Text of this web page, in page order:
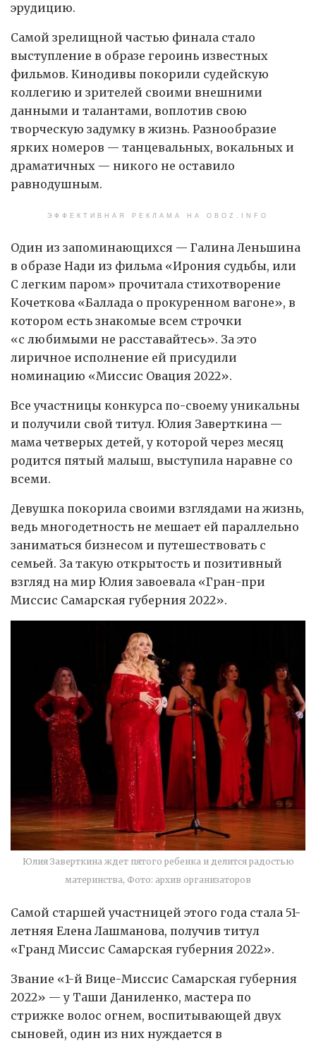
эрудицию.
Самой зрелищной частью финала стало
выступление в образе героинь известных
фильмов. Кинодивы покорили судейскую
коллегию и зрителей своими внешними
данными и талантами, воплотив свою
творческую задумку в жизнь. Разнообразие
ярких номеров — танцевальных, вокальных и
драматичных — никого не оставило
равнодушным.
ЭФФЕКТИВНАЯ РЕКЛАМА НА OBOZ.INFO
Один из запоминающихся — Галина Леньшина
в образе Нади из фильма «Ирония судьбы, или
С легким паром» прочитала стихотворение
Кочеткова «Баллада о прокуренном вагоне», в
котором есть знакомые всем строчки
«с любимыми не расставайтесь». За это
лиричное исполнение ей присудили
номинацию «Миссис Овация 2022».
Все участницы конкурса по-своему уникальны
и получили свой титул. Юлия Заверткина —
мама четверых детей, у которой через месяц
родится пятый малыш, выступила наравне со
всеми.
Девушка покорила своими взглядами на жизнь,
ведь многодетность не мешает ей параллельно
заниматься бизнесом и путешествовать с
семьей. За такую открытость и позитивный
взгляд на мир Юлия завоевала «Гран-при
Миссис Самарская губерния 2022».
Юлия Заверткина ждет пятого ребенка и делится радостью
материнства, Фото: архив организаторов
Самой старшей участницей этого года стала 51-
летняя Елена Лашманова, получив титул
«Гранд Миссис Самарская губерния 2022».
Звание «1-й Вице-Миссис Самарская губерния
2022» — у Таши Даниленко, мастера по
стрижке волос огнем, воспитывающей двух
сыновей, один из них нуждается в